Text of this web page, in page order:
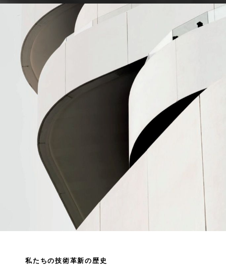
私たちの技術革新の歴史